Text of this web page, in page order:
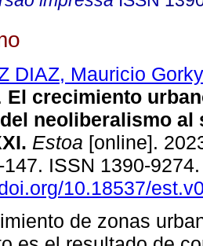
DIAZ, Mauricio Gorky
El crecimiento
neoliberalismo al
Estoa [online].
147. ISSN 1390-
10.18537/
de zonas